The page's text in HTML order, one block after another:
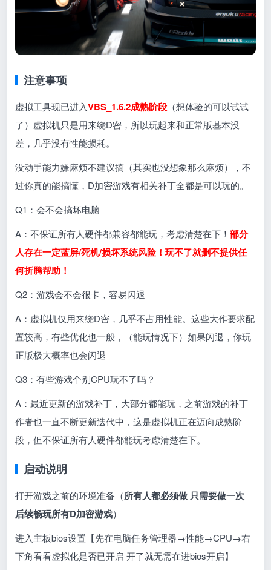
注意事项
虚拟工具现已进入VBS_1.6.2成熟阶段 （想体验的可以试试
了）虚拟机只是用来绕D密，所以玩起来和正常版基本没
差，几乎没有性能损耗。
没动手能力嫌麻烦不建议搞（其实也没想象那么麻烦），不
过你真的能搞懂，D加密游戏有相关补丁全都是可以玩的。
Q1：会不会搞坏电脑
A：不保证所有人硬件都兼容都能玩，考虑清楚在下！部分
人存在一定蓝屏/死机/损坏系统风险！玩不了就删不提供任
何折腾帮助！
Q2：游戏会不会很卡，容易闪退
A：虚拟机仅用来绕D密，几乎不占用性能。这些大作要求配
置较高，有些优化也一般，（能玩情况下）如果闪退，你玩
正版极大概率也会闪退
Q3：有些游戏个别CPU玩不了吗？
A：最近更新的游戏补丁，大部分都能玩，之前游戏的补丁
作者也一直不断更新迭代中，这是虚拟机正在迈向成熟阶
段，但不保证所有人硬件都能玩考虑清楚在下。
启动说明
打开游戏之前的环境准备（所有人都必须做 只需要做一次
后续畅玩所有D加密游戏）
进入主板bios设置【先在电脑任务管理器→性能→CPU→右
下角看看虚拟化是否已开启 开了就无需在进bios开启】